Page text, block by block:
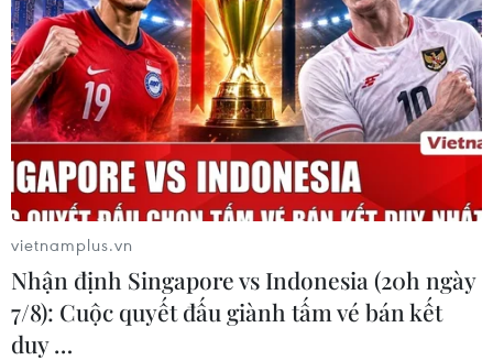
2.010 USD/ounce.
vietnamplus.vn
Nhận định Singapore vs Indonesia (20h ngày
7/8): Cuộc quyết đấu giành tấm vé bán kết
duy …